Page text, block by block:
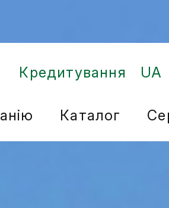
Каталог
UA
Кредитування